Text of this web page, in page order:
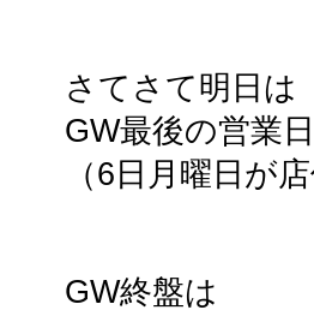
さてさて明日は
GW最後の営業日
（6日月曜日が
GW終盤は